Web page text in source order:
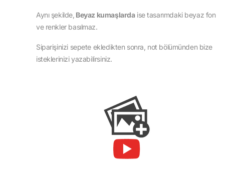
Aynı şekilde, Beyaz kumaşlardaise tasarımdaki beyaz fon
ve renkler basılmaz.
Siparişinizi sepete ekledikten sonra, not bölümünden bize
isteklerinizi yazabilirsiniz.